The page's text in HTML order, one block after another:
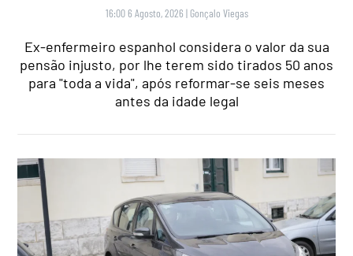
16:00 6 Agosto, 2026 | Gonçalo Viegas
Ex-enfermeiro espanhol considera o valor da sua
pensão injusto, por lhe terem sido tirados 50 anos
para "toda a vida", após reformar-se seis meses
antes da idade legal